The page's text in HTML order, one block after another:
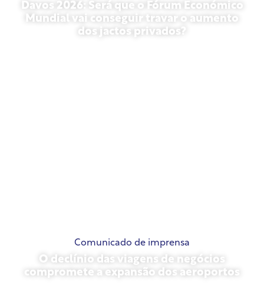
Davos 2026: Será que o Fórum Económico
Mundial vai conseguir travar o aumento
dos jactos privados?
Comunicado de imprensa
O declínio das viagens de negócios
compromete a expansão dos aeroportos